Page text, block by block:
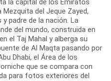
del Jeque Zayed,
padre de la nación. La
del mundo, construida en
el Taj Mahal y alberga su
de Al Maqta pasando por
Dhabi, el Área de los
que se compara con
para fotos exteriores del